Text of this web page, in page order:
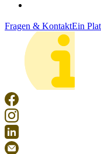
Fragen & KontaktEin